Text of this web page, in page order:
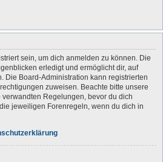
sein, um dich anmelden zu können. Die
erledigt und ermöglicht dir, auf
Die Board-Administration kann registrierten
zuweisen. Beachte bitte unsere
Regelungen, bevor du dich
jeweiligen Forenregeln, wenn du dich in